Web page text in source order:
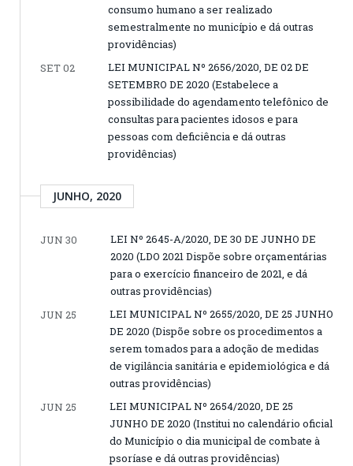
consumo humano a ser realizado
semestralmente no município e dá outras
providências)
SET 02
LEI MUNICIPAL Nº 2656/2020, DE 02 DE
SETEMBRO DE 2020 (Estabelece a
possibilidade do agendamento telefônico de
consultas para pacientes idosos e para
pessoas com deficiência e dá outras
providências)
JUNHO, 2020
JUN 30
LEI Nº 2645-A/2020, DE 30 DE JUNHO DE
2020 (LDO 2021 Dispõe sobre orçamentárias
para o exercício financeiro de 2021, e dá
outras providências)
JUN 25
LEI MUNICIPAL Nº 2655/2020, DE 25 JUNHO
DE 2020 (Dispõe sobre os procedimentos a
serem tomados para a adoção de medidas
de vigilância sanitária e epidemiológica e dá
outras providências)
JUN 25
LEI MUNICIPAL Nº 2654/2020, DE 25
JUNHO DE 2020 (Institui no calendário oficial
do Município o dia municipal de combate à
psoríase e dá outras providências)